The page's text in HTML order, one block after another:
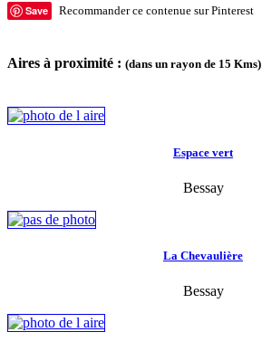
Save Recommander ce contenue sur Pinterest
Aires à proximité : (dans un rayon de 15 Kms)
Espace vert
Bessay
La Chevaulière
Bessay